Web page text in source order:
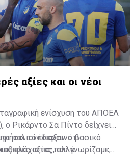
αξίες και οι νέοι
ενίσχυση του ΑΠΟΕΛ
ο Ρικάρντο Σα Πίντο δείχνει
τον περσινό βασικό
ελάχιστες, αλλά
παλιοί έδειξαν ότι
αξίες που γνωρίζαμε,